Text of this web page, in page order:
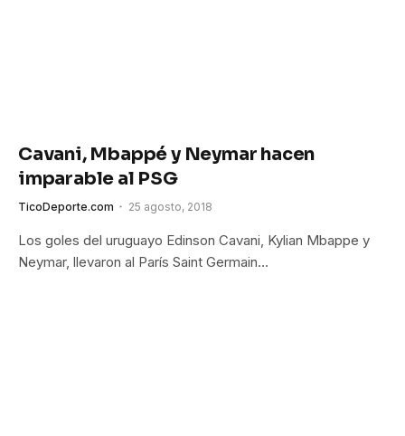
Cavani, Mbappé y Neymar hacen
imparable al PSG
TicoDeporte.com 25 agosto, 2018
Los goles del uruguayo Edinson Cavani, Kylian Mbappe y
Neymar, llevaron al París Saint Germain…